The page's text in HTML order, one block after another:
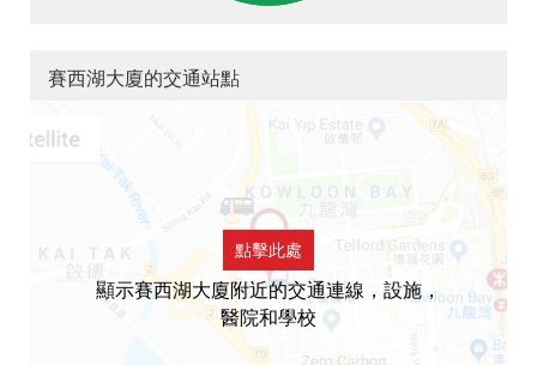
賽西湖大廈的交通站點
點擊此處
顯示賽西湖大廈附近的交通連線，設施，
醫院和學校